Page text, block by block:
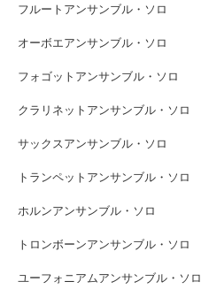
フルートアンサンブル・ソロ
オーボエアンサンブル・ソロ
フォゴットアンサンブル・ソロ
クラリネットアンサンブル・ソロ
サックスアンサンブル・ソロ
トランペットアンサンブル・ソロ
ホルンアンサンブル・ソロ
トロンボーンアンサンブル・ソロ
ユーフォニアムアンサンブル・ソロ